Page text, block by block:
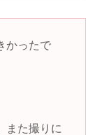
かったで
また撮りに